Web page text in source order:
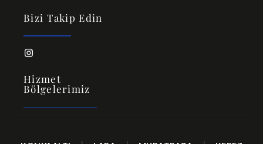
Bizi Takip Edin
Hizmet
Bölgelerimiz